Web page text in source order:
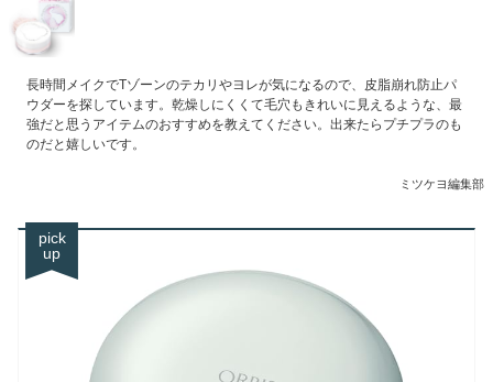
長時間メイクでTゾーンのテカリやヨレが気になるので、皮脂崩れ防止パ
ウダーを探しています。乾燥しにくくて毛穴もきれいに見えるような、最
強だと思うアイテムのおすすめを教えてください。出来たらプチプラのも
のだと嬉しいです。
ミツケヨ編集部
pick
up